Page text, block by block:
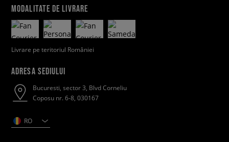
MODALITATE DE LIVRARE
Livrare pe teritoriul României
ADRESA SEDIULUI
Bucuresti, sector 3, Blvd Corneliu
Coposu nr. 6-8, 030167
RO